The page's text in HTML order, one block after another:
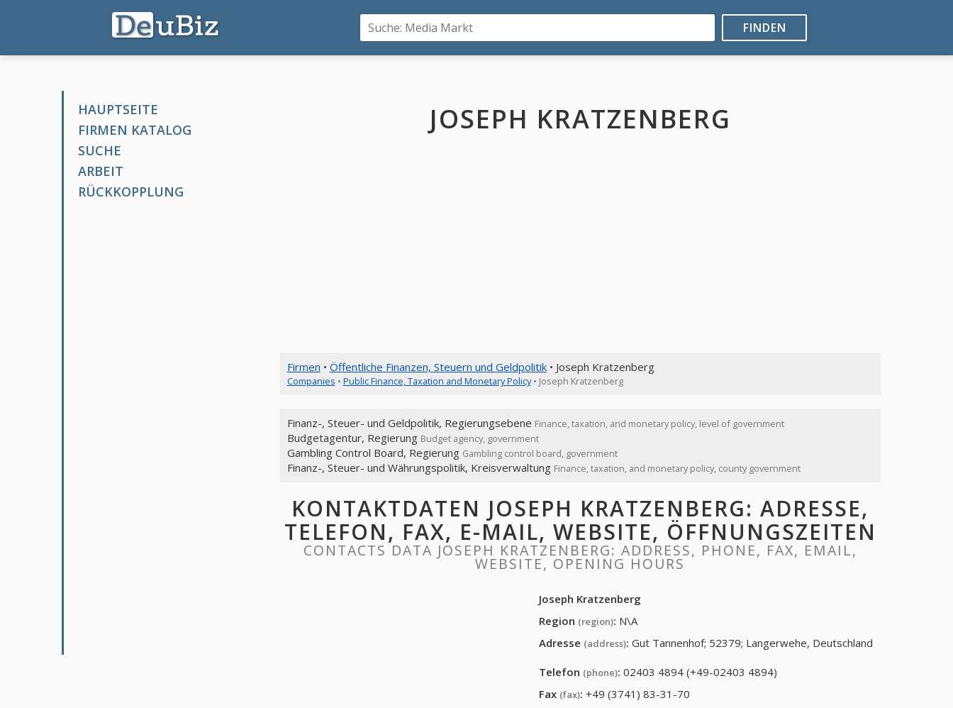
FINDEN
HAUPTSEITE
FIRMEN KATALOG
SUCHE
ARBEIT
RÜCKKOPPLUNG
JOSEPH KRATZENBERG
Firmen • Öffentliche Finanzen, Steuern und Geldpolitik• Joseph Kratzenberg
Companies • Public Finance, Taxation and Monetary Policy• Joseph Kratzenberg
Finanz-, Steuer- und Geldpolitik, Regierungsebene Finance, taxation, and monetary policy, level of government
Budgetagentur, Regierung Budget agency, government
Gambling Control Board, Regierung Gambling control board, government
Finanz-, Steuer- und Währungspolitik, Kreisverwaltung Finance, taxation, and monetary policy, county government
KONTAKTDATEN JOSEPH KRATZENBERG: ADRESSE,
TELEFON, FAX, E-MAIL, WEBSITE, ÖFFNUNGSZEITEN
CONTACTS DATA JOSEPH KRATZENBERG: ADDRESS, PHONE, FAX, EMAIL,
WEBSITE, OPENING HOURS
Joseph Kratzenberg
Region (region): N\A
Adresse (address): Gut Tannenhof; 52379; Langerwehe, Deutschland
Telefon (phone): 02403 4894 (+49-02403 4894)
Fax (fax): +49 (3741) 83-31-70